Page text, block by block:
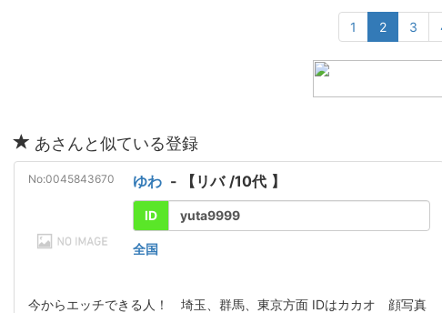
1 2 3
あさんと似ている登録
No:0045843670 ゆわ - 【 リバ /10代 】
ID yuta9999
全国
今からエッチできる人！ 埼玉、群馬、東京方面 IDはカカオ 顔写真